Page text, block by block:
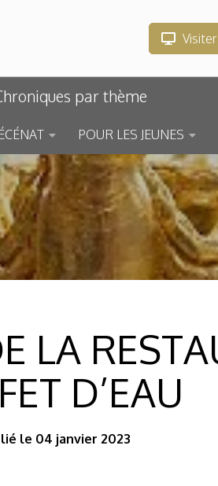
par thème
POUR LES JEUNES
LA
D’EAU
le 04 janvier 2023